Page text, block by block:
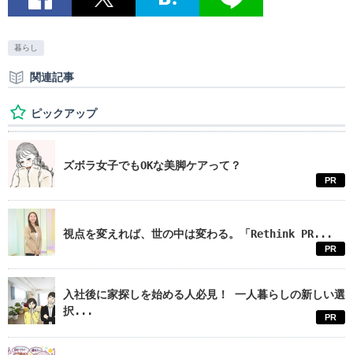
暮らし
関連記事
ピックアップ
ズボラ女子でもOKな美脚ケアって？
PR
視点を変えれば、世の中は変わる。「Rethink PR...
PR
入社後に家探しを始める人必見！ 一人暮らしの新しい選
択...
PR